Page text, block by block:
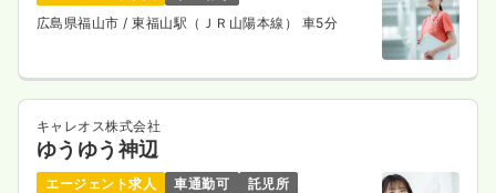
広島県福山市 / 東福山駅（ＪＲ山陽本線） 車5分
キャレオス株式会社
ゆうゆう神辺
エージェント求人 車通勤可
託児所